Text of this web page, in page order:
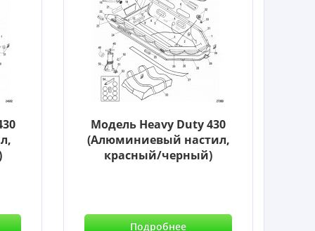
Модель Heavy Duty 430
(Алюминиевый настил,
красный/черный)
Подробнее